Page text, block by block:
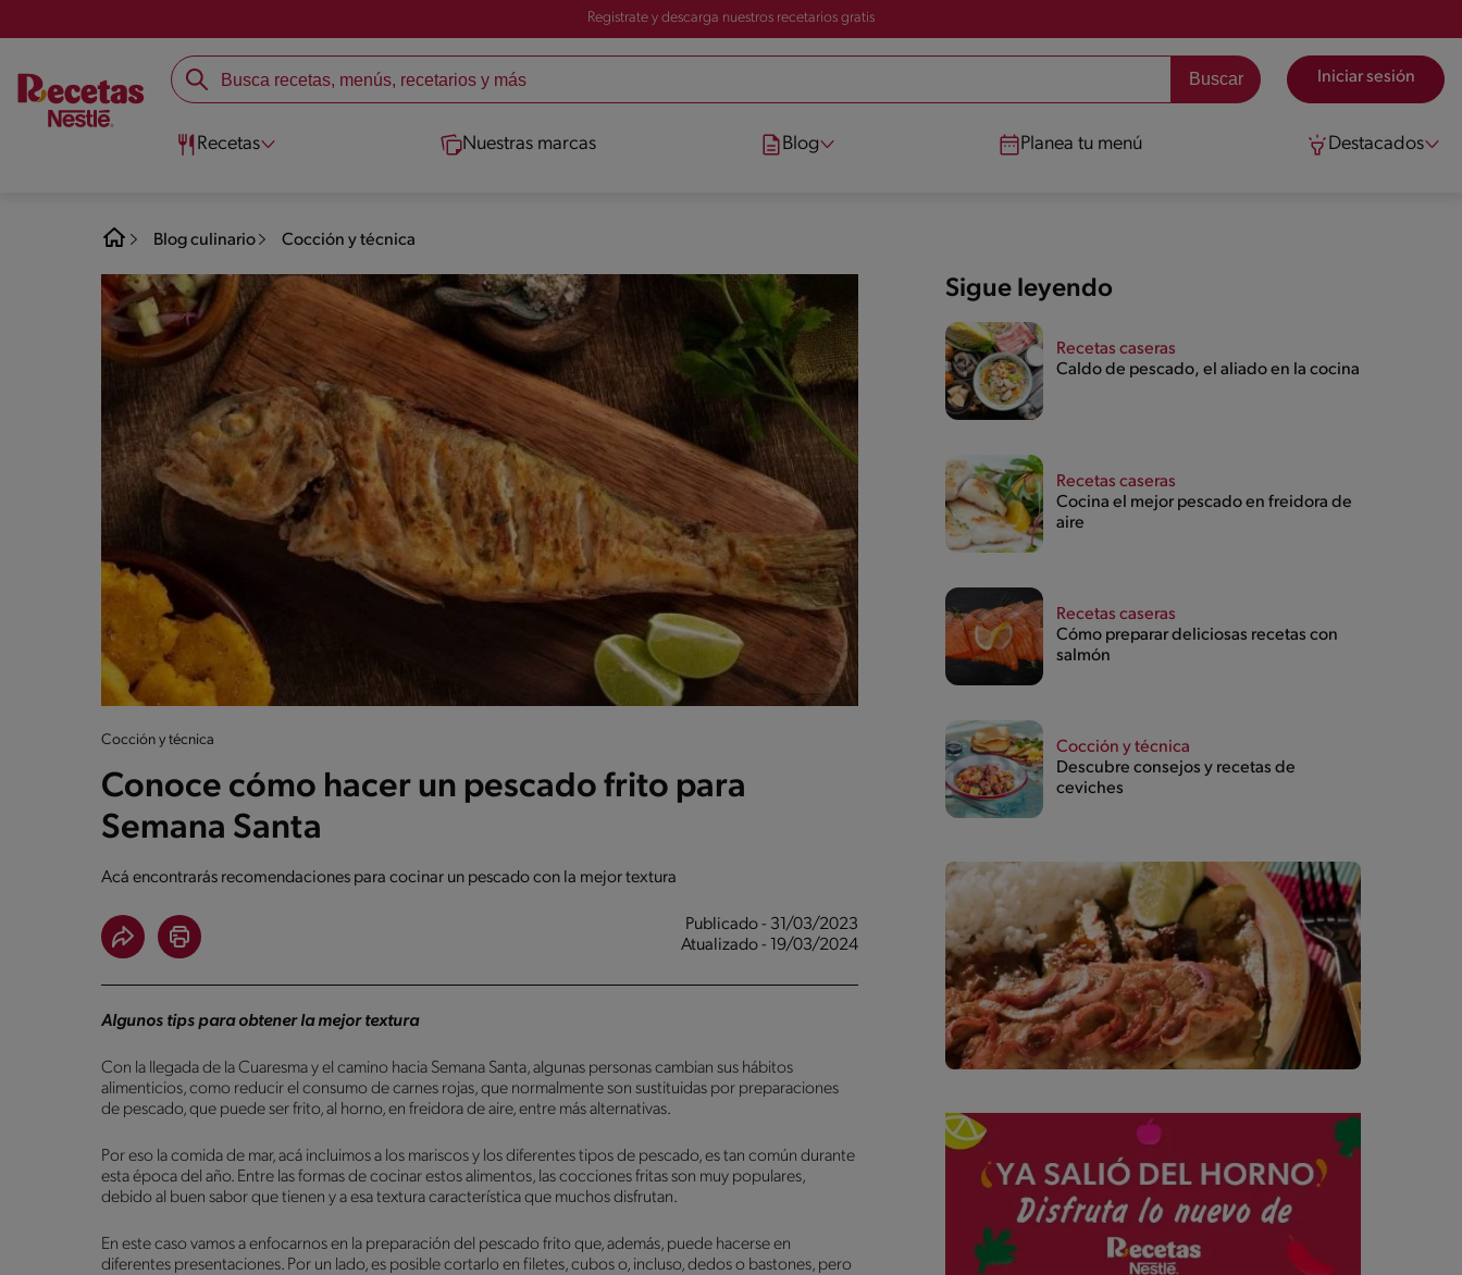
Registrate y descarga nuestros recetarios gratis
Iniciar sesión
Recetas Nuestras marcas Blog Planea tu menú Destacados
Blog culinario Cocción y técnica
Cocción y técnica
Conoce cómo hacer un pescado frito para
Semana Santa
Acá encontrarás recomendaciones para cocinar un pescado con la mejor textura
Publicado - 31/03/2023
Atualizado - 19/03/2024
Algunos tips para obtener la mejor textura
Con la llegada de la Cuaresma y el camino hacia Semana Santa, algunas personas cambian sus hábitos
alimenticios, como reducir el consumo de carnes rojas, que normalmente son sustituidas por preparaciones
de pescado, que puede ser frito, al horno, en freidora de aire, entre más alternativas.
Por eso la comida de mar, acá incluimos a los mariscos y los diferentes tipos de pescado, es tan común durante
esta época del año. Entre las formas de cocinar estos alimentos, las cocciones fritas son muy populares,
debido al buen sabor que tienen y a esa textura característica que muchos disfrutan.
En este caso vamos a enfocarnos en la preparación del pescado frito que, además, puede hacerse en
diferentes presentaciones. Por un lado, es posible cortarlo en filetes, cubos o, incluso, dedos o bastones, pero
Sigue leyendo
Recetas caseras
Caldo de pescado, el aliado en la cocina
Recetas caseras
Cocina el mejor pescado en freidora de
aire
Recetas caseras
Cómo preparar deliciosas recetas con
salmón
Cocción y técnica
Descubre consejos y recetas de
ceviches